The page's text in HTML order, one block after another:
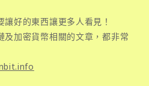
好的東西讓更多人看見！
及加密貨幣相關的文章，都非常